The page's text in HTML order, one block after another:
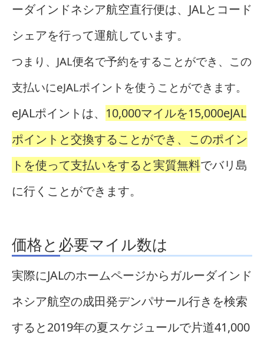
ーダインドネシア航空直行便は、JALとコード
シェアを行って運航しています。
つまり、JAL便名で予約をすることができ、この
支払いにeJALポイントを使うことができます。
eJALポイントは、 10,000マイルを15,000eJAL
ポイントと交換することができ、このポイン
トを使って支払いをすると実質無料でバリ島
に行くことができます。
価格と必要マイル数は
実際にJALのホームページからガルーダインド
ネシア航空の成田発デンパサール行きを検索
すると2019年の夏スケジュールで片道41,000